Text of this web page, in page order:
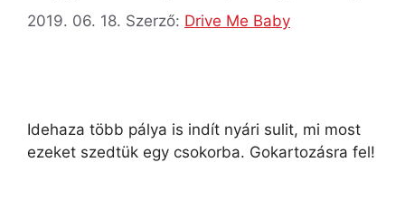
2019. 06. 18. Szerző: Drive Me Baby
Idehaza több pálya is indít nyári sulit, mi most
ezeket szedtük egy csokorba. Gokartozásra fel!